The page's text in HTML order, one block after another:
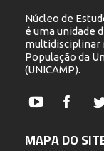
Núcleo de
é uma unidade
multidisciplinar
População da
(UNICAMP).
YouTube
MAPA DO